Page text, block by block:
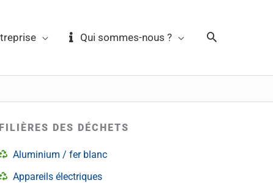
Qui sommes-nous ?
FILIÈRES DES DÉCHETS
Aluminium / fer blanc
Appareils électriques